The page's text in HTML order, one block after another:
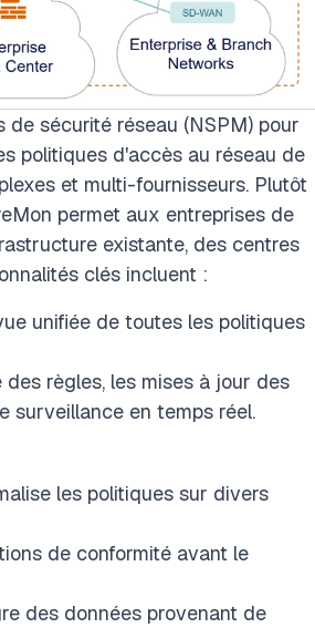
sécurité réseau (NSPM) pour
politiques d'accès au réseau de
et multi-fournisseurs. Plutôt
permet aux entreprises de
existante, des centres
clés incluent :
unifiée de toutes les politiques
règles, les mises à jour des
surveillance en temps réel.
les politiques sur divers
de conformité avant le
des données provenant de